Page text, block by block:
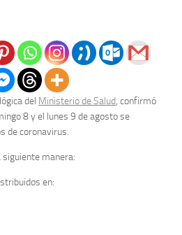
del Ministerio de Salud, confirmó
8 y el lunes 9 de agosto se
de coronavirus.
manera:
en: